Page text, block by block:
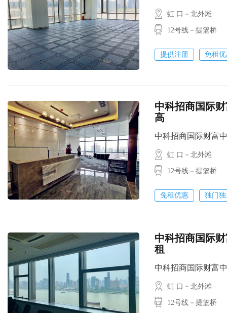
虹 口－北外滩
12号线－提篮桥
提供注册 免租
中科招商国际财
高
中科招商国际财富
虹 口－北外滩
12号线－提篮桥
免租优惠 独门
中科招商国际财
租
中科招商国际财富
虹 口－北外滩
12号线－提篮桥